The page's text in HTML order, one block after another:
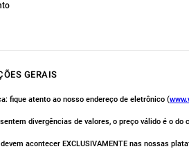
GERAIS
fique atento ao nosso endereço de eletrônico (
divergências de valores, o preço válido é o do
acontecer EXCLUSIVAMENTE nas nossas